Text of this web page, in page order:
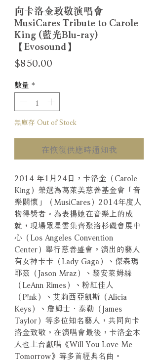
向卡洛金致敬演唱會
MusiCares Tribute to Carole
King (藍光Blu-ray)
【Evosound】
$850.00
數量 *
無庫存 Out of Stock
在恢復供應時通知我
2014 年1月24日，卡洛金（Carole
King）榮選為葛萊美慈善基金會「音
樂關懷」（MusiCares）2014年度人
物得獎者。為表揚她在音樂上的成
就，現場眾星雲集齊聚洛杉磯會展中
心（Los Angeles Convention
Center）舉行慈善盛會，演出的藝人
有女神卡卡（Lady Gaga）、傑森瑪
耶茲（Jason Mraz）、黎安萊姆絲
（LeAnn Rimes）、粉紅佳人
（P!nk）、艾莉西亞凱斯（Alicia
Keys）、詹姆士．泰勒（James
Taylor）等多位知名藝人，共同向卡
洛金致敬。在演唱會最後，卡洛金本
人也上台獻唱《Will You Love Me
Tomorrow》等多首經典名曲。